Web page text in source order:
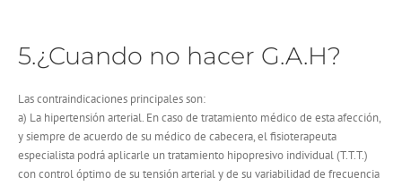
5.¿Cuando no hacer G.A.H?
Las contraindicaciones principales son:
a) La hipertensión arterial. En caso de tratamiento médico de esta afección,
y siempre de acuerdo de su médico de cabecera, el fisioterapeuta
especialista podrá aplicarle un tratamiento hipopresivo individual (T.T.T.)
con control óptimo de su tensión arterial y de su variabilidad de frecuencia